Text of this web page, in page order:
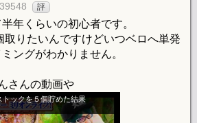
評
年くらいの初心者です。
取りたいんですけどいつベロへ単発
ングがわかりません。
さんの動画や
ックを５個貯めた結果